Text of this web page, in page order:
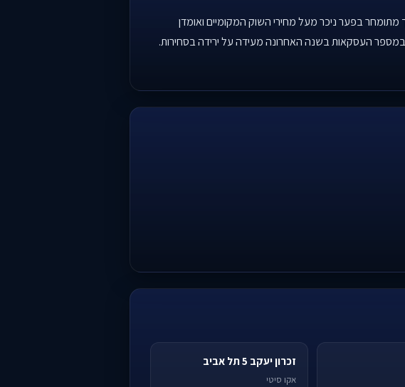
בפער ניכר מעל מחירי השוק המקומיים ואומדן
העסקאות בשנה האחרונה מעידה על ירידה בסחירות.
זכרון יעקב 5 תל אביב
אקו סיטי